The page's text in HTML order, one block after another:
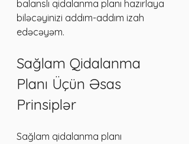
balanslı qidalanma planı hazırlaya
biləcəyinizi addım-addım izah
edəcəyəm.
Sağlam Qidalanma
Planı Üçün Əsas
Prinsiplər
Sağlam qidalanma planı